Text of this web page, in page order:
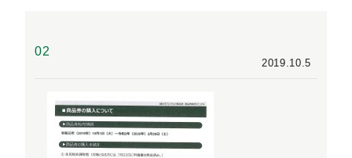
02
2019.10.5